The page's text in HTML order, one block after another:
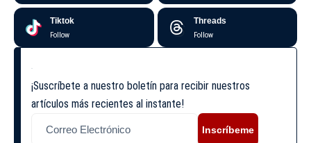
Tiktok
Follow
Threads
Follow
¡Suscríbete a nuestro boletín para recibir nuestros
artículos más recientes al instante!
Inscríbeme